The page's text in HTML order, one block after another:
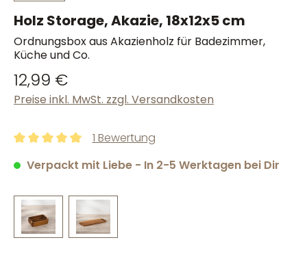
Holz Storage, Akazie, 18x12x5 cm
Ordnungsbox aus Akazienholz für Badezimmer,
Küche und Co.
12,99 €
Preise inkl. MwSt. zzgl. Versandkosten
1 Bewertung
Verpackt mit Liebe - In 2-5 Werktagen bei Dir